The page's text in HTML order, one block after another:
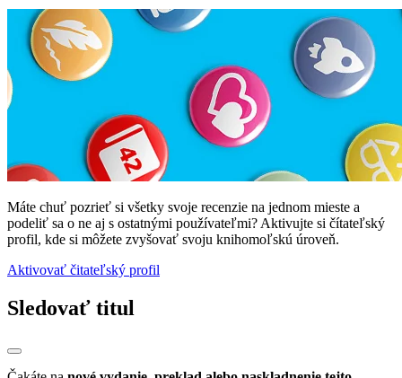
Máte chuť pozrieť si všetky svoje recenzie na jednom mieste a
podeliť sa o ne aj s ostatnými používateľmi? Aktivujte si čítateľský
profil, kde si môžete zvyšovať svoju knihomoľskú úroveň.
Aktivovať čitateľský profil
Sledovať titul